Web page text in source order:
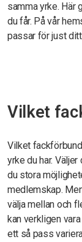
samma yrke. Här
du får. På vår
passar för just
Vilket
Vilket
yrke du har.
du stora
medlemskap.
välja mellan och
kan verkligen
ett så pass